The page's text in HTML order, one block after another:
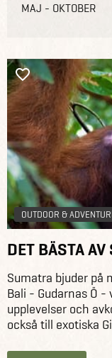
MAJ - OKTOBER
OUTDOOR &
DET BÄSTA
Sumatra bjuder på
Bali - Gudarnas Ö
upplevelser och
också till exotiska